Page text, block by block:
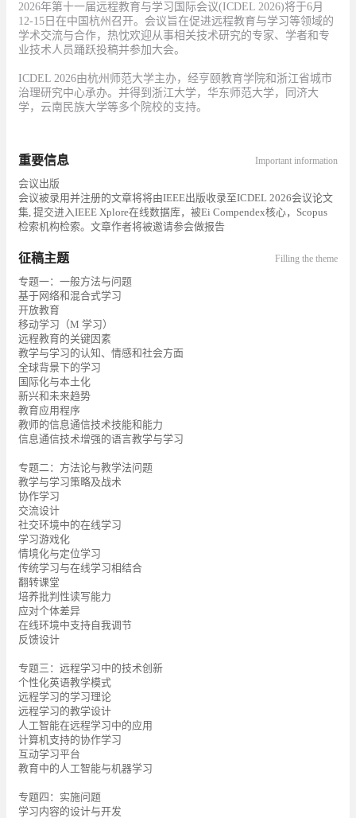
2026年第十一届远程教育与学习国际会议(ICDEL 2026)将于6月
12-15日在中国杭州召开。会议旨在促进远程教育与学习等领域的
学术交流与合作，热忱欢迎从事相关技术研究的专家、学者和专
业技术人员踊跃投稿并参加大会。
ICDEL 2026由杭州师范大学主办，经亨颐教育学院和浙江省城市
治理研究中心承办。并得到浙江大学，华东师范大学，同济大
学，云南民族大学等多个院校的支持。
重要信息 Important information
会议出版
会议被录用并注册的文章将将由IEEE出版收录至ICDEL 2026会议论文
集, 提交进入IEEE Xplore在线数据库，被Ei Compendex核心，Scopus
检索机构检索。文章作者将被邀请参会做报告
征稿主题 Filling the theme
专题一：一般方法与问题
基于网络和混合式学习
开放教育
移动学习（M 学习）
远程教育的关键因素
教学与学习的认知、情感和社会方面
全球背景下的学习
国际化与本土化
新兴和未来趋势
教育应用程序
教师的信息通信技术技能和能力
信息通信技术增强的语言教学与学习
专题二：方法论与教学法问题
教学与学习策略及战术
协作学习
交流设计
社交环境中的在线学习
学习游戏化
情境化与定位学习
传统学习与在线学习相结合
翻转课堂
培养批判性读写能力
应对个体差异
在线环境中支持自我调节
反馈设计
专题三：远程学习中的技术创新
个性化英语教学模式
远程学习的学习理论
远程学习的教学设计
人工智能在远程学习中的应用
计算机支持的协作学习
互动学习平台
教育中的人工智能与机器学习
专题四：实施问题
学习内容的设计与开发